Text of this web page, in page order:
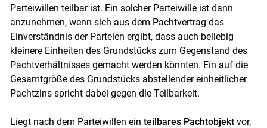
Parteiwillen teilbar ist. Ein solcher Parteiwille ist dann
anzunehmen, wenn sich aus dem Pachtvertrag das
Einverständnis der Parteien ergibt, dass auch beliebig
kleinere Einheiten des Grundstücks zum Gegenstand des
Pachtverhältnisses gemacht werden könnten. Ein auf die
Gesamtgröße des Grundstücks abstellender einheitlicher
Pachtzins spricht dabei gegen die Teilbarkeit.
Liegt nach dem Parteiwillen ein teilbares Pachtobjektvor,